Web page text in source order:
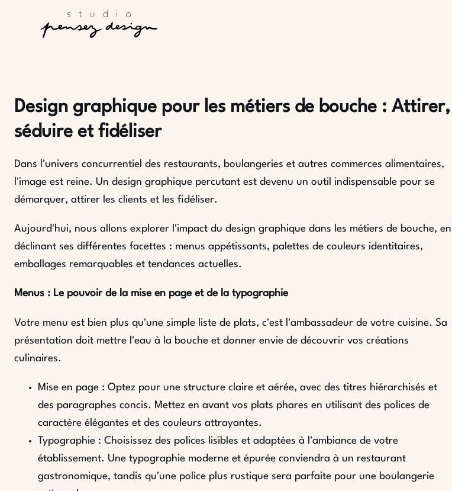
Design graphique pour les métiers de bouche : Attirer,
séduire et fidéliser
Dans l'univers concurrentiel des restaurants, boulangeries et autres commerces alimentaires,
l'image est reine. Un design graphique percutant est devenu un outil indispensable pour se
démarquer, attirer les clients et les fidéliser.
Aujourd'hui, nous allons explorer l'impact du design graphique dans les métiers de bouche, en
déclinant ses différentes facettes : menus appétissants, palettes de couleurs identitaires,
emballages remarquables et tendances actuelles.
Menus : Le pouvoir de la mise en page et de la typographie
Votre menu est bien plus qu'une simple liste de plats, c'est l'ambassadeur de votre cuisine. Sa
présentation doit mettre l'eau à la bouche et donner envie de découvrir vos créations
culinaires.
Mise en page : Optez pour une structure claire et aérée, avec des titres hiérarchisés et
des paragraphes concis. Mettez en avant vos plats phares en utilisant des polices de
caractère élégantes et des couleurs attrayantes.
Typographie : Choisissez des polices lisibles et adaptées à l'ambiance de votre
établissement. Une typographie moderne et épurée conviendra à un restaurant
gastronomique, tandis qu'une police plus rustique sera parfaite pour une boulangerie